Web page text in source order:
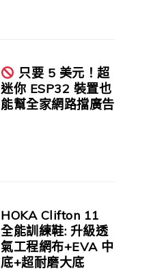
只要 5 美元！超
迷你 ESP32 裝置也
能幫全家網路擋廣告
HOKA Clifton 11
全能訓練鞋: 升級透
氣工程網布+EVA 中
底+超耐磨大底